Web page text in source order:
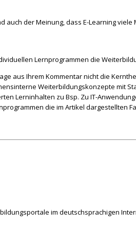
auch der Meinung, dass E-Learning
Lernprogrammen die
aus Ihrem Kommentar nicht die
Weiterbildungskonzepte mit
Lerninhalten zu Bsp. Zu IT-
die im Artikel dargestellten
im deutschsprachigen